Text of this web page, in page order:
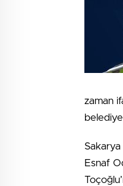
zaman
Sakarya
Esnaf